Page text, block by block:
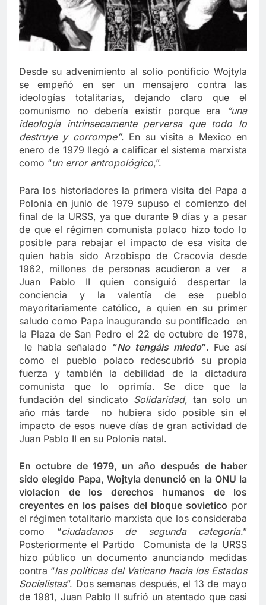
Desde su advenimiento al solio pontificio Wojtyla
se empeñó en ser un mensajero contra las
ideologías totalitarias, dejando claro que el
comunismo no debería existir porque era
“una
ideología intrínsecamente perversa que todo lo
destruye y corrompe”. En su visita a Mexico en
enero de 1979 llegó a calificar el sistema marxista
como “un error antropológico,”.
Para los historiadores la primera visita del Papa a
Polonia en junio de 1979 supuso el comienzo del
final de la URSS, ya que durante 9 días y a pesar
de que el régimen comunista polaco hizo todo lo
posible para rebajar el impacto de esa visita de
quien había sido Arzobispo de Cracovia desde
1962, millones de personas acudieron a ver a
Juan Pablo II quien consiguió despertar la
conciencia y la valentía de ese pueblo
mayoritariamente católico, a quien en su primer
saludo como Papa inaugurando su pontificado en
la Plaza de San Pedro el 22 de octubre de 1978,
le había señalado “No tengáis miedo”. Fue así
como el pueblo polaco redescubrió su propia
fuerza y también la debilidad de la dictadura
comunista que lo oprimía. Se dice que la
fundación del sindicato Solidaridad, tan solo un
año más tarde
no hubiera sido posible sin el
impacto de esos nueve días de gran actividad de
Juan Pablo II en su Polonia natal.
En octubre de 1979, un año después de haber
sido elegido Papa, Wojtyla denunció en la ONU la
violacion de los derechos humanos de los
creyentes en los países del bloque sovietico por
el régimen totalitario marxista que los consideraba
como “ciudadanos de segunda categoría.”
Posteriormente el Partido Comunista de la URSS
hizo público un documento anunciando medidas
contra “las políticas del Vaticano hacia los Estados
Socialistas”. Dos semanas después, el 13 de mayo
de 1981, Juan Pablo II sufrió un atentado que casi